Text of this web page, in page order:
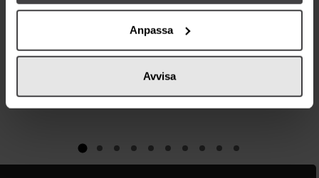
Anpassa
Avvisa
19 kr
Pacha Drink Strawberry 33cl
23 kr
Hammars Bryggeri Pop Art Arctic
Blueberry 33cl